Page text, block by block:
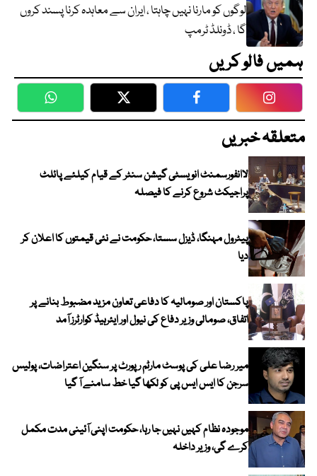
لوگوں کو مارنا نہیں چاہتا ، ایران سے معاہدہ کرنا پسند کروں
گا ، ڈونلڈ ٹرمپ
ہمیں فالو کریں
WhatsApp Twitter Facebook
متعلقہ خبریں
لاانفورسمنٹ انویسٹی گیشن سنٹر کے قیام کیلئے پائلٹ
پراجیکٹ شروع کرنے کا فیصلہ
پیٹرول مہنگا، ڈیزل سستا، حکومت نے نئی قیمتوں کا اعلان کر
دیا
پاکستان اور صومالیہ کا دفاعی تعاون مزید مضبوط بنانے پر
اتفاق، صومالی وزیر دفاع کی نیول اور ایئرہیڈ کوارٹرز آمد
میر رضا علی کی پوسٹ مارٹم رپورٹ پر سنگین اعتراضات، پولیس
سرجن کا ایس ایس پی کو لکھا گیا خط سامنے آ گیا
موجودہ نظام کہیں نہیں جا رہا، حکومت اپنی آئینی مدت مکمل
کرے گی، وزیر داخلہ